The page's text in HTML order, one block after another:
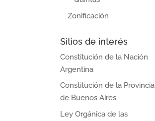
Zonificación
Sitios de interés
Constitución de la Nación
Argentina
Constitución de la Provincia
de Buenos Aires
Ley Orgánica de las